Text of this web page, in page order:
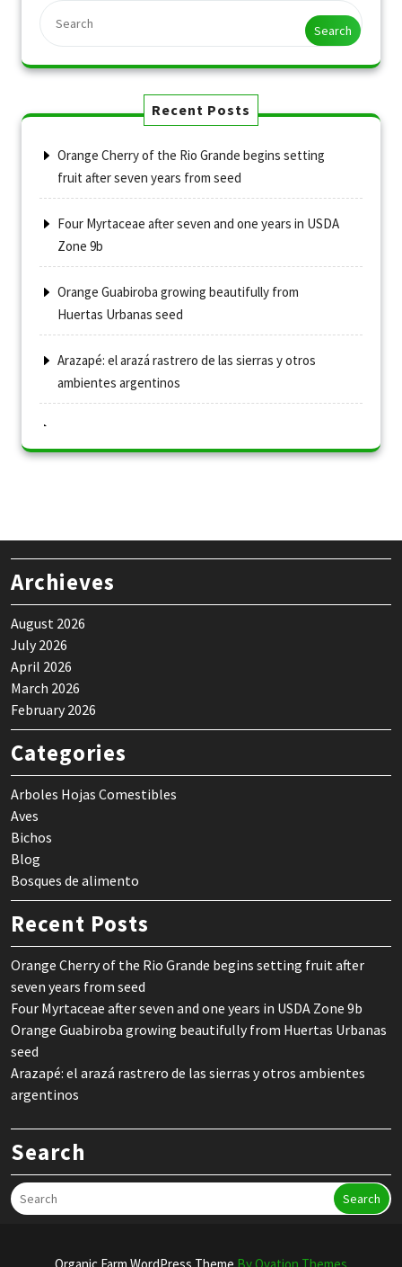
Search
Recent Posts
Orange Cherry of the Rio Grande begins setting
fruit after seven years from seed
Four Myrtaceae after seven and one years in USDA
Zone 9b
Orange Guabiroba growing beautifully from
Huertas Urbanas seed
Arazapé: el arazá rastrero de las sierras y otros
ambientes argentinos
Archieves
August 2026
July 2026
April 2026
March 2026
February 2026
Categories
Arboles Hojas Comestibles
Aves
Bichos
Blog
Bosques de alimento
Recent Posts
Orange Cherry of the Rio Grande begins setting fruit after
seven years from seed
Four Myrtaceae after seven and one years in USDA Zone 9b
Orange Guabiroba growing beautifully from Huertas Urbanas
seed
Arazapé: el arazá rastrero de las sierras y otros ambientes
argentinos
Search
Search